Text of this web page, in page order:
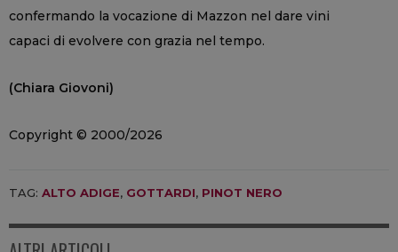
confermando la vocazione di Mazzon nel dare vini
capaci di evolvere con grazia nel tempo.
(Chiara Giovoni)
Copyright © 2000/2026
TAG: ALTO ADIGE, GOTTARDI, PINOT NERO